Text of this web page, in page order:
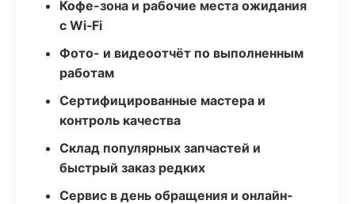
Кофе-зона и рабочие места ожидания
с Wi‑Fi
Фото- и видеоотчёт по выполненным
работам
Сертифицированные мастера и
контроль качества
Склад популярных запчастей и
быстрый заказ редких
Сервис в день обращения и онлайн-